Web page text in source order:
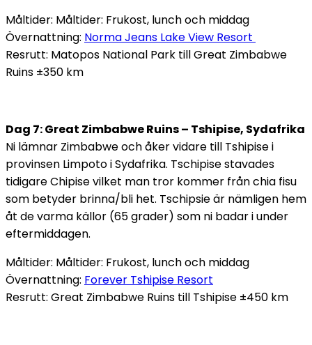
Måltider: Måltider: Frukost, lunch och middag
Övernattning: Norma Jeans Lake View Resort
Resrutt: Matopos National Park till Great Zimbabwe
Ruins ±350 km
Dag 7: Great Zimbabwe Ruins – Tshipise, Sydafrika
Ni lämnar Zimbabwe och åker vidare till Tshipise i
provinsen Limpoto i Sydafrika. Tschipise stavades
tidigare Chipise vilket man tror kommer från chia fisu
som betyder brinna/bli het. Tschipsie är nämligen hem
åt de varma källor (65 grader) som ni badar i under
eftermiddagen.
Måltider: Måltider: Frukost, lunch och middag
Övernattning: Forever Tshipise Resort
Resrutt: Great Zimbabwe Ruins till Tshipise ±450 km